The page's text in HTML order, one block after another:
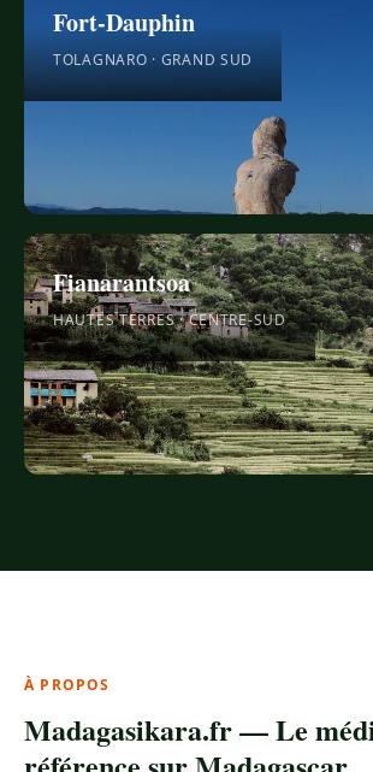
Fort-Dauphin
TOLAGNARO · GRAND SUD
Fianarantsoa
HAUTES TERRES · CENTRE-SUD
À PROPOS
Madagasikara.fr — Le